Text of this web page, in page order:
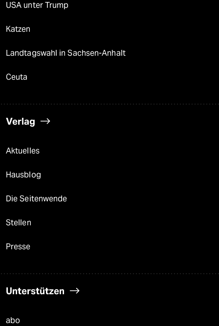
USA unter Trump
Katzen
Landtagswahl in Sachsen-Anhalt
Ceuta
Verlag
Aktuelles
Hausblog
Die Seitenwende
Stellen
Presse
Unterstützen
abo